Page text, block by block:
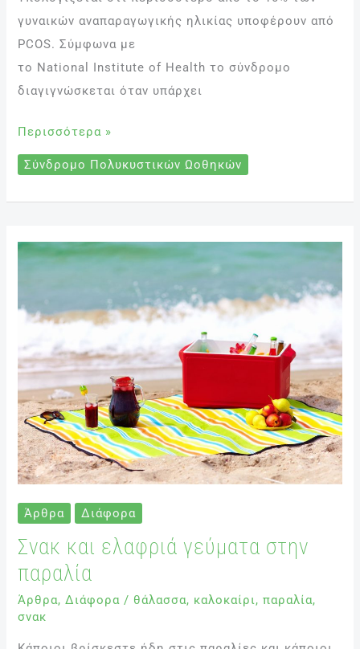
γυναικών αναπαραγωγικής ηλικίας υποφέρουν από
PCOS. Σύμφωνα με
το National Institute of Health το σύνδρομο
διαγιγνώσκεται όταν υπάρχει
Περισσότερα »
Σύνδρομο Πολυκυστικών Ωοθηκών
Άρθρα Διάφορα
Σνακ και ελαφριά γεύματα στην
παραλία
Άρθρα,Διάφορα / θάλασσα, καλοκαίρι,παραλία,
σνακ
Σνακ
γεύματα
στην
παραλία